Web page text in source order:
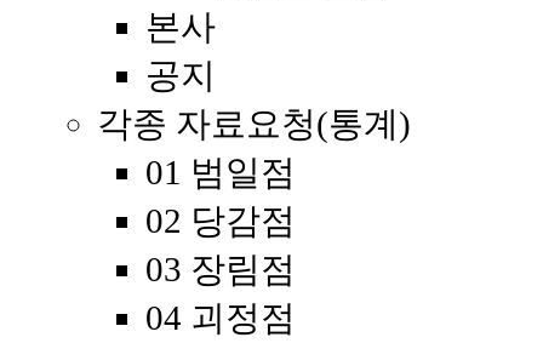
본사
공지
각종 자료요청(통계)
01 범일점
02 당감점
03 장림점
04 괴정점